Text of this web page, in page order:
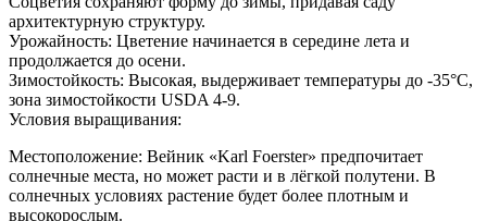
архитектурную структуру.
Урожайность: Цветение начинается в середине лета и
продолжается до осени.
Зимостойкость: Высокая, выдерживает температуры до -35°C,
зона зимостойкости USDA 4-9.
Условия выращивания:
Местоположение: Вейник «Karl Foerster» предпочитает
солнечные места, но может расти и в лёгкой полутени. В
солнечных условиях растение будет более плотным и
высокорослым.